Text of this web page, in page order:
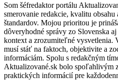
Som šéfredaktor portálu
smerovanie redakcie, kvalitu
štandardov. Mojou prioritou je
dôveryhodné správy zo Slovenska
kontext a zrozumiteľné vysvetlenia.
musí stáť na faktoch, objektivite a
informáciám. Spolu s redakčným
Aktualizované.sk bolo spoľahlivým
praktických informácií pre